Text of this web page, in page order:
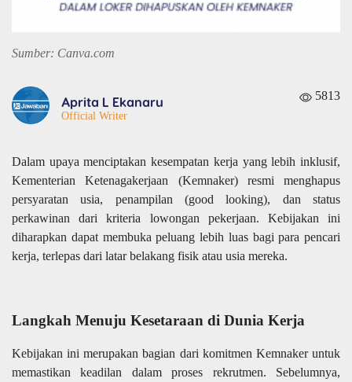
Sumber: Canva.com
Aprita L Ekanaru
Official Writer
5813
Dalam upaya menciptakan kesempatan kerja yang lebih inklusif,
Kementerian Ketenagakerjaan (Kemnaker) resmi menghapus
persyaratan usia, penampilan (good looking), dan status
perkawinan dari kriteria lowongan pekerjaan. Kebijakan ini
diharapkan dapat membuka peluang lebih luas bagi para pencari
kerja, terlepas dari latar belakang fisik atau usia mereka.
Langkah Menuju Kesetaraan di Dunia Kerja
Kebijakan ini merupakan bagian dari komitmen Kemnaker untuk
memastikan keadilan dalam proses rekrutmen. Sebelumnya,